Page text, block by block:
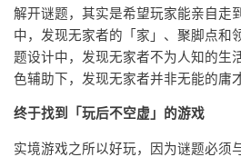
解开谜题，其实是希望玩家能亲自走
中，发现无家者的「家」、聚脚点和
题设计中，发现无家者不为人知的生
色辅助下，发现无家者并非无能的庸
终于找到「玩后不空虚」的游戏
实境游戏之所以好玩，因为谜题必须